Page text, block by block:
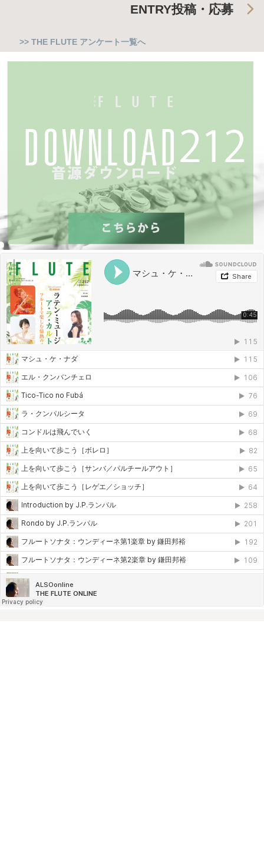
ENTRY投稿・応募
>> THE FLUTE アンケート一覧へ